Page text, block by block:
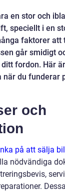
en stor och
speciellt i en
faktorer att
går smidigt
fordon. Här
när du funderar
och
på att sälja
nödvändiga